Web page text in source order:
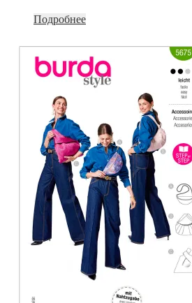
Подробнее